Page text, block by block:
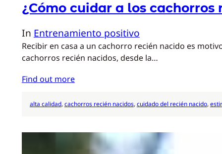
¿Cómo cuidar a los cachorros
In Entrenamiento positivo
Recibir en casa a un cachorro recién nacido es
cachorros recién nacidos, desde la…
Find out more
alta calidad, cachorros recién nacidos, cuidado del recién nacido,